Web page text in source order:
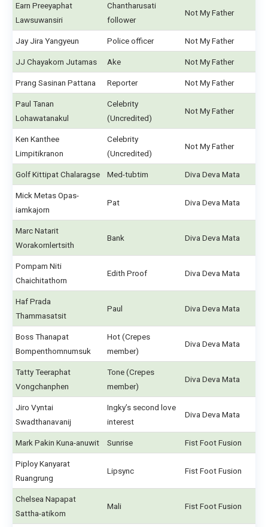
Earn Preeyaphat
Lawsuwansiri
Chantharusati
follower
Not My Father
Jay Jira Yangyeun Police officer Not My Father
JJ Chayakorn Jutamas Ake Not My Father
Prang Sasinan Pattana Reporter Not My Father
Paul Tanan
Lohawatanakul
Celebrity
(Uncredited)
Not My Father
Ken Kanthee
Limpitikranon
Celebrity
(Uncredited)
Not My Father
Golf Kittipat Chalaragse Med-tubtim Diva Deva Mata
Mick Metas Opas-
iamkajorn
Pat Diva Deva Mata
Marc Natarit
Worakornlertsith
Bank Diva Deva Mata
Pompam Niti
Chaichitathorn
Edith Proof Diva Deva Mata
Haf Prada
Thammasatsit
Paul Diva Deva Mata
Boss Thanapat
Bompenthomnumsuk
Hot (Crepes
member)
Diva Deva Mata
Tatty Teeraphat
Vongchanphen
Tone (Crepes
member)
Diva Deva Mata
Jiro Vyntai
Swadthanavanij
Ingky’s second love
interest
Diva Deva Mata
Mark Pakin Kuna-anuwit Sunrise Fist Foot Fusion
Piploy Kanyarat
Ruangrung
Lipsync Fist Foot Fusion
Chelsea Napapat
Sattha-atikom
Mali Fist Foot Fusion